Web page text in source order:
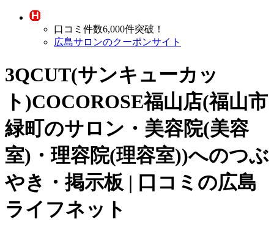
口コミ件数6,000件突破！
広島サロンのクーポンサイト
3QCUT(サンキューカッ
ト)COCOROSE福山店(福山市
緑町のサロン・美容院(美容
室)・理容院(理容室))へのつぶ
やき・掲示板 | 口コミの広島
ライフネット